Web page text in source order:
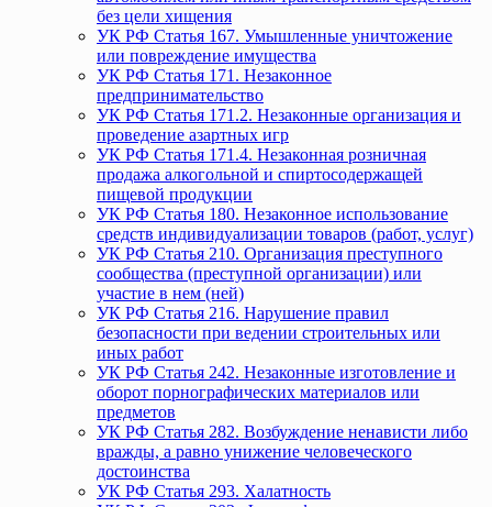
без цели хищения
УК РФ Статья 167. Умышленные уничтожение
или повреждение имущества
УК РФ Статья 171. Незаконное
предпринимательство
УК РФ Статья 171.2. Незаконные организация и
проведение азартных игр
УК РФ Статья 171.4. Незаконная розничная
продажа алкогольной и спиртосодержащей
пищевой продукции
УК РФ Статья 180. Незаконное использование
средств индивидуализации товаров (работ, услуг)
УК РФ Статья 210. Организация преступного
сообщества (преступной организации) или
участие в нем (ней)
УК РФ Статья 216. Нарушение правил
безопасности при ведении строительных или
иных работ
УК РФ Статья 242. Незаконные изготовление и
оборот порнографических материалов или
предметов
УК РФ Статья 282. Возбуждение ненависти либо
вражды, а равно унижение человеческого
достоинства
УК РФ Статья 293. Халатность